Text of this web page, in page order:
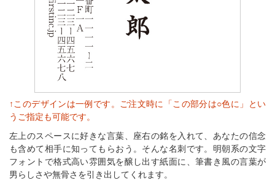
↑このデザインは一例です。ご注文時に「この部分は○色に」とい
うご指定も可能です。
左上のスペースに好きな言葉、座右の銘を入れて、あなたの信念
も含めて相手に知ってもらおう。そんな名刺です。明朝系の文字
フォントで格式高い雰囲気を醸し出す紙面に、筆書き風の言葉が
男らしさや無骨さを引き出してくれます。